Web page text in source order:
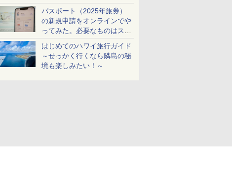
配・来場前に必要な準備は？
パスポート（2025年旅券）
の新規申請をオンラインでや
ってみた。必要なものはスマ
ホとマイナカードのみ
はじめてのハワイ旅行ガイド
～せっかく行くなら隣島の秘
境も楽しみたい！～